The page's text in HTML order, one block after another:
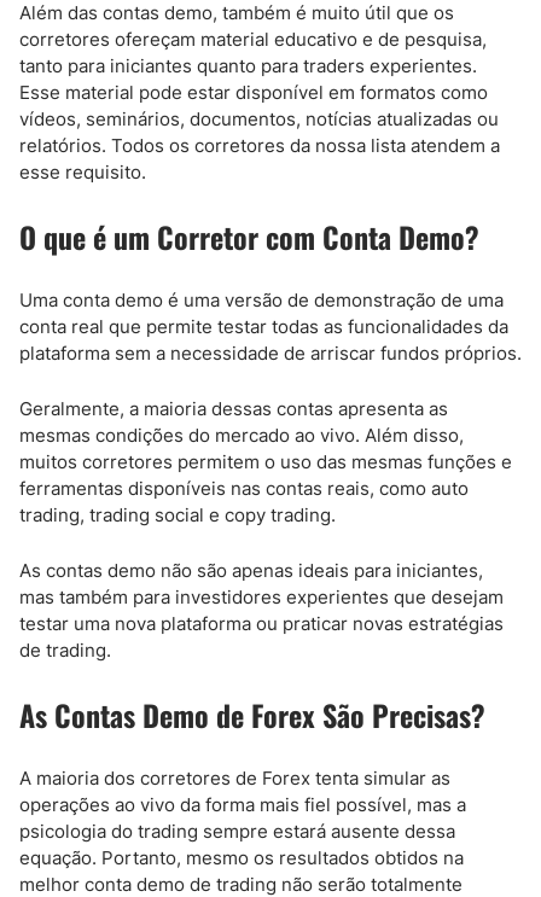
Além das contas demo, também é muito útil que os
corretores ofereçam material educativo e de pesquisa,
tanto para iniciantes quanto para traders experientes.
Esse material pode estar disponível em formatos como
vídeos, seminários, documentos, notícias atualizadas ou
relatórios. Todos os corretores da nossa lista atendem a
esse requisito.
O que é um Corretor com Conta Demo?
Uma conta demo é uma versão de demonstração de uma
conta real que permite testar todas as funcionalidades da
plataforma sem a necessidade de arriscar fundos próprios.
Geralmente, a maioria dessas contas apresenta as
mesmas condições do mercado ao vivo. Além disso,
muitos corretores permitem o uso das mesmas funções e
ferramentas disponíveis nas contas reais, como auto
trading, trading social e copy trading.
As contas demo não são apenas ideais para iniciantes,
mas também para investidores experientes que desejam
testar uma nova plataforma ou praticar novas estratégias
de trading.
As Contas Demo de Forex São Precisas?
A maioria dos corretores de Forex tenta simular as
operações ao vivo da forma mais fiel possível, mas a
psicologia do trading sempre estará ausente dessa
equação. Portanto, mesmo os resultados obtidos na
melhor conta demo de trading não serão totalmente